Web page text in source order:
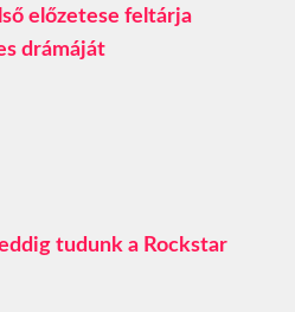
előzetese feltárja
drámáját
tudunk a Rockstar